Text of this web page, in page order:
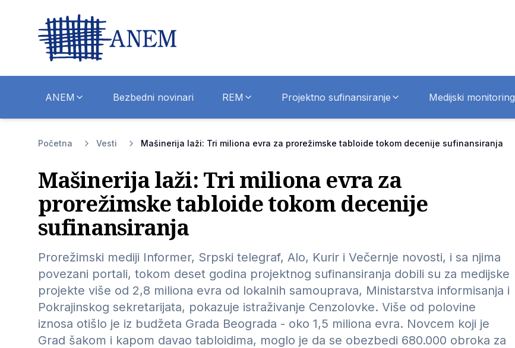
ANEM Bezbedni novinari REM Projektno sufinansiranje Medijski monitoring
Početna Vesti Mašinerija laži: Tri miliona evra za prorežimske tabloide tokom decenije sufinansiranja
Mašinerija laži: Tri miliona evra za
prorežimske tabloide tokom decenije
sufinansiranja
Prorežimski mediji Informer, Srpski telegraf, Alo, Kurir i Večernje novosti, i sa njima
povezani portali, tokom deset godina projektnog sufinansiranja dobili su za medijske
projekte više od 2,8 miliona evra od lokalnih samouprava, Ministarstva informisanja i
Pokrajinskog sekretarijata, pokazuje istraživanje Cenzolovke. Više od polovine
iznosa otišlo je iz budžeta Grada Beograda - oko 1,5 miliona evra. Novcem koji je
Grad šakom i kapom davao tabloidima, moglo je da se obezbedi 680.000 obroka za